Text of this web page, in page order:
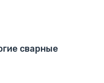
сварные